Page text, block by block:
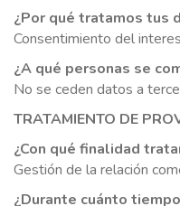
¿Por qué tratamos tus
Consentimiento del
¿A qué personas se
No se ceden datos a
TRATAMIENTO DE
¿Con qué finalidad
Gestión de la relación
¿Durante cuánto